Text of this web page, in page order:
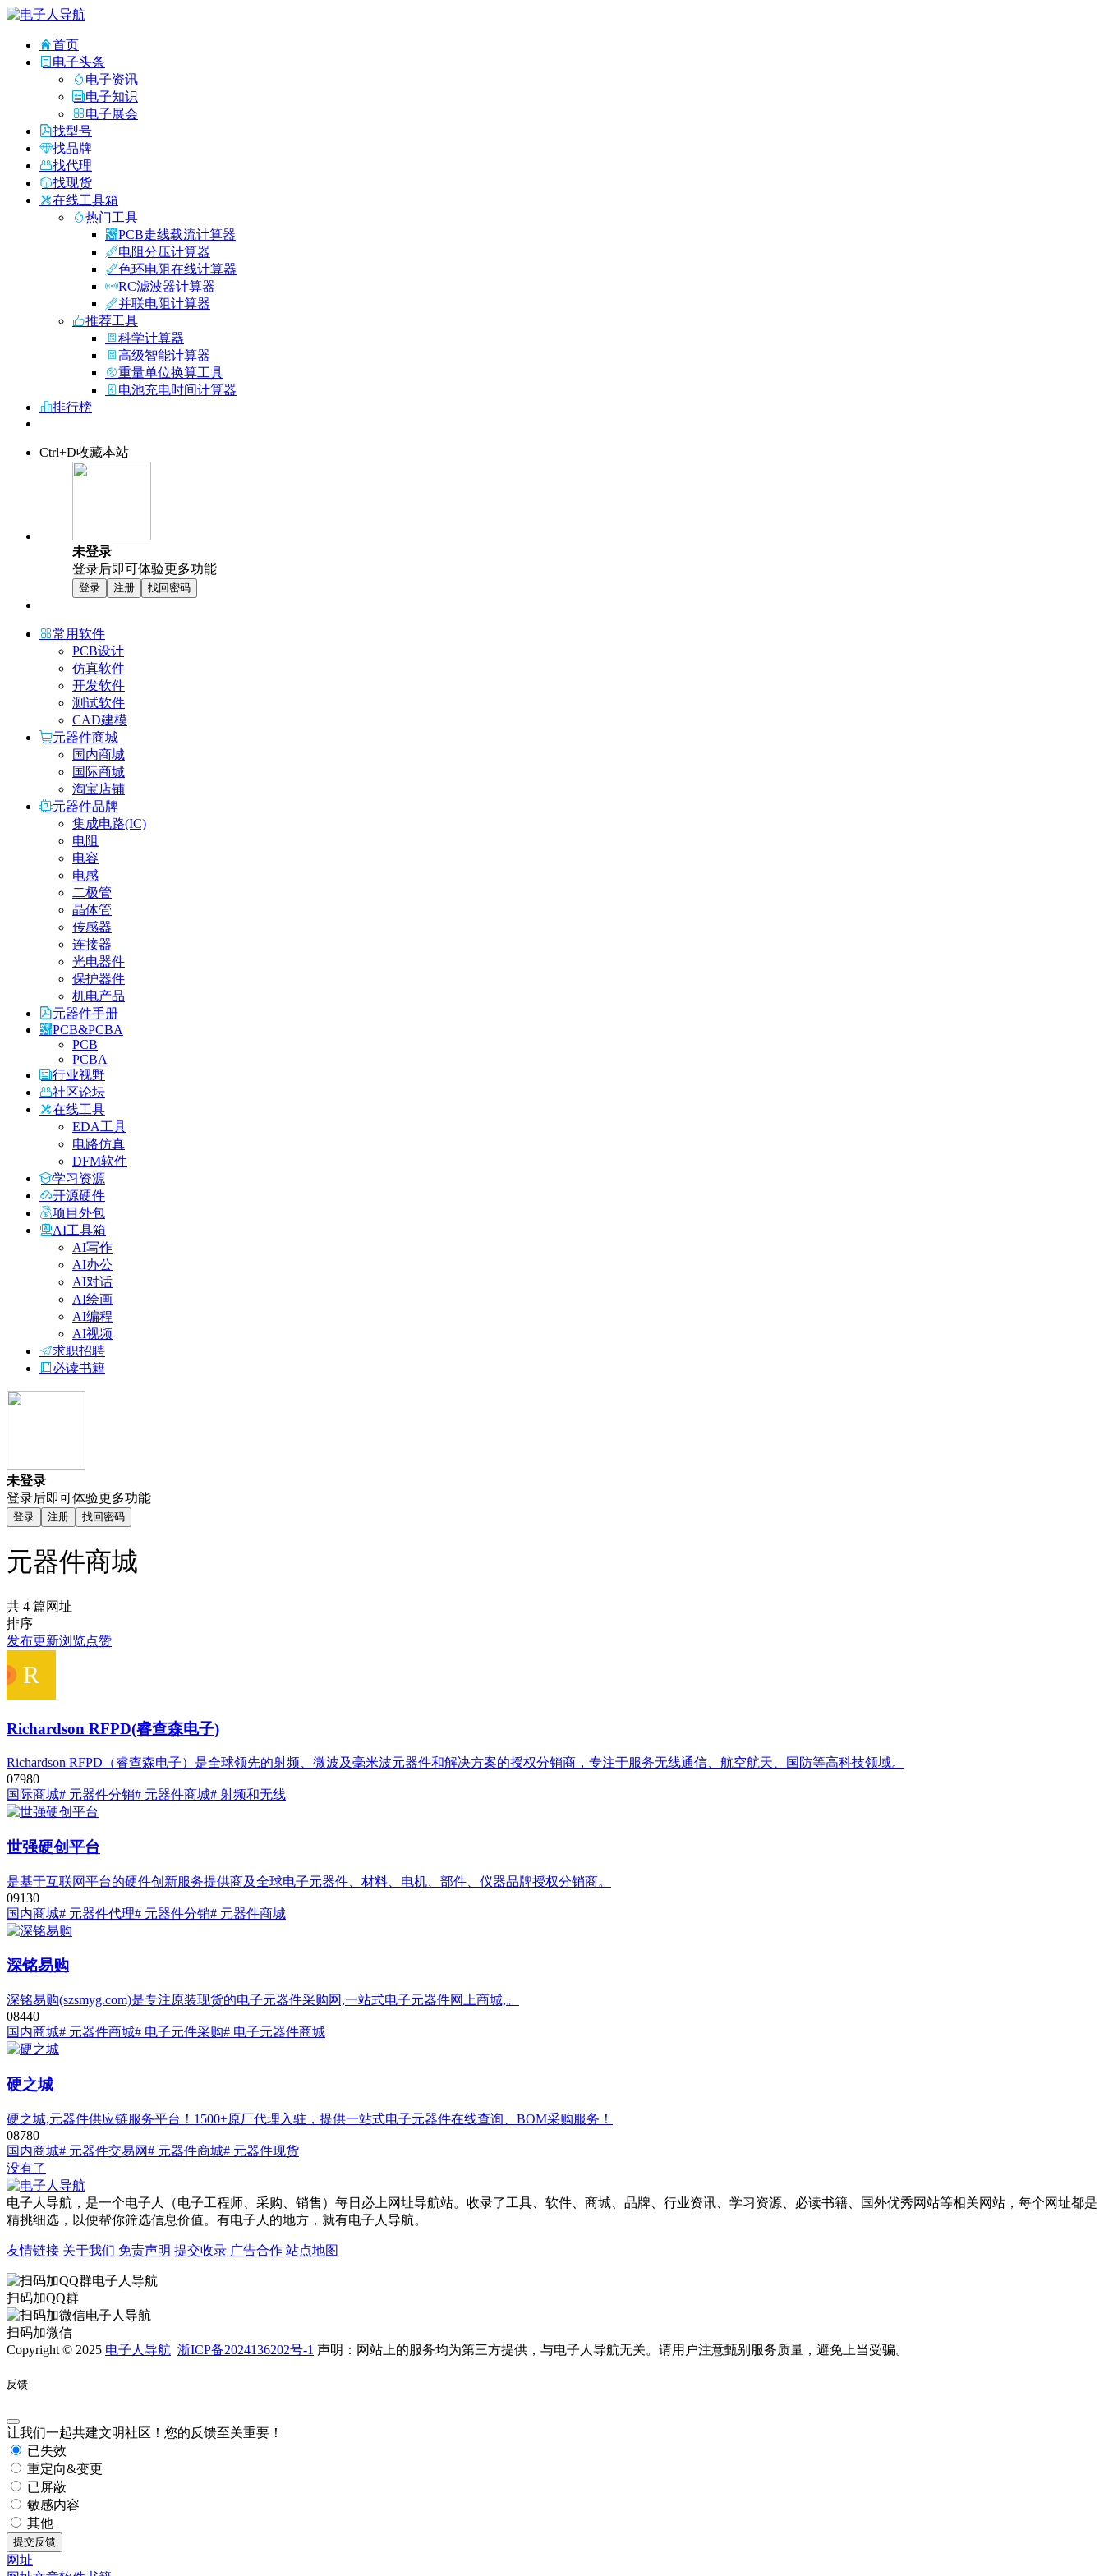
首页
电子头条
电子资讯
电子知识
电子展会
找型号
找品牌
找代理
找现货
在线工具箱
热门工具
PCB走线载流计算器
电阻分压计算器
色环电阻在线计算器
RC滤波器计算器
并联电阻计算器
推荐工具
科学计算器
高级智能计算器
重量单位换算工具
电池充电时间计算器
排行榜
Ctrl+D收藏本站
未登录
登录后即可体验更多功能
登录 注册 找回密码
常用软件
PCB设计
仿真软件
开发软件
测试软件
CAD建模
元器件商城
国内商城
国际商城
淘宝店铺
元器件品牌
集成电路(IC)
电阻
电容
电感
二极管
晶体管
传感器
连接器
光电器件
保护器件
机电产品
元器件手册
PCB&PCBA
PCB
PCBA
行业视野
社区论坛
在线工具
EDA工具
电路仿真
DFM软件
学习资源
开源硬件
项目外包
AI工具箱
AI写作
AI办公
AI对话
AI绘画
AI编程
AI视频
求职招聘
必读书籍
未登录
登录后即可体验更多功能
登录 注册 找回密码
元器件商城
共 4 篇网址
排序
发布更新浏览点赞
Richardson RFPD(睿查森电子)
Richardson RFPD（睿查森电子）是全球领先的射频、微波及毫米波元器件和解决方案的授权分销商，专注于服务无线通信、航空航天、国防等高科技领域。
07980
国际商城# 元器件分销# 元器件商城# 射频和无线
世强硬创平台
是基于互联网平台的硬件创新服务提供商及全球电子元器件、材料、电机、部件、仪器品牌授权分销商。
09130
国内商城# 元器件代理# 元器件分销# 元器件商城
深铭易购
深铭易购(szsmyg.com)是专注原装现货的电子元器件采购网,一站式电子元器件网上商城,。
08440
国内商城# 元器件商城# 电子元件采购# 电子元器件商城
硬之城
硬之城,元器件供应链服务平台！1500+原厂代理入驻，提供一站式电子元器件在线查询、BOM采购服务！
08780
国内商城# 元器件交易网# 元器件商城# 元器件现货
没有了
电子人导航，是一个电子人（电子工程师、采购、销售）每日必上网址导航站。收录了工具、软件、商城、品牌、行业资讯、学习资源、必读书籍、国外优秀网站等相关网站，每个网址都是
精挑细选，以便帮你筛选信息价值。有电子人的地方，就有电子人导航。
友情链接 关于我们 免责声明 提交收录 广告合作 站点地图
扫码加QQ群
扫码加微信
Copyright © 2025 电子人导航 浙ICP备2024136202号-1 声明：网站上的服务均为第三方提供，与电子人导航无关。请用户注意甄别服务质量，避免上当受骗。
反馈
让我们一起共建文明社区！您的反馈至关重要！
已失效
重定向&变更
已屏蔽
敏感内容
其他
提交反馈
网址